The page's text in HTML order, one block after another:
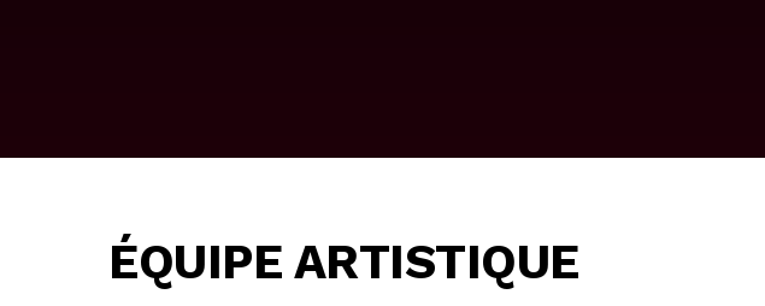
ÉQUIPE ARTISTIQUE